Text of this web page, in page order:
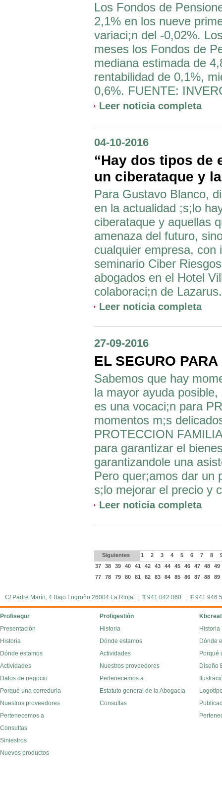
Los Fondos de
2,1% en los nueve
variaci;n del -0,02%.
meses los Fondos de
mediana estimada de
rentabilidad de 0,1%,
0,6%. FUENTE:
Leer noticia completa
04-10-2016
“Hay dos tipos de
un ciberataque y
Para Gustavo Blanco,
en la actualidad ;s;lo
ciberataque y aquellas
amenaza del futuro,
cualquier empresa, con
seminario Ciber
abogados en el Hotel
colaboraci;n de
Leer noticia completa
27-09-2016
EL SEGURO
Sabemos que hay
la mayor ayuda
es una vocaci;n para
momentos m;s
PROTECCION
para garantizar el
garantizandole una
Pero quer;amos dar un
s;lo mejorar el precio y
Leer noticia completa
Siguientes 1 2 3 4 5 6 7 8
37
38 39 40 41 42 43 44 45 46 47 48
49
77
78 79 80 81 82 83 84 85 86 87 88 89
C/ Padre Marín, 4 Bajo Logroño 26004 La Rioja : T941 042 060 : F 941
Profisegur Profigestión
Presentación
Historia
Dónde estamos
Actividades
Datos de negocio
Porqué una correduría
Nuestros proveedores
Pertenecemos a
Consultas
Siniestros
Nuevos productos
Historia
Dónde estamos
Actividades
Nuestros proveedores
Pertenecemos a
Estatuto general de la Abogacía
Consultas
Historia
Dónde
Porqué
Diseño